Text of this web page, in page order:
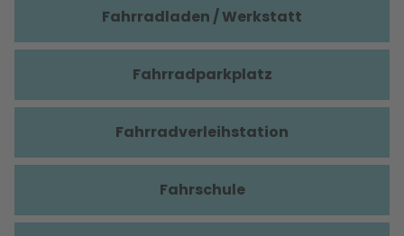
Fahrradladen / Werkstatt
Fahrradparkplatz
Fahrradverleihstation
Fahrschule